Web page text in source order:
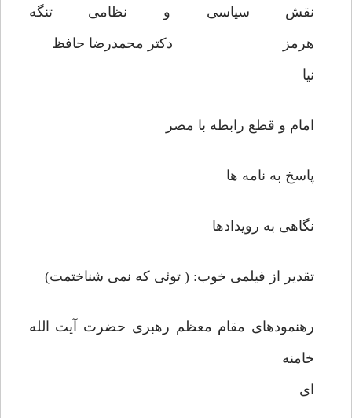
نقش سیاسی و نظامی تنگه
هرمز دکتر محمدرضا حافظ
نیا
امام و قطع رابطه با مصر
پاسخ به نامه ها
نگاهی به رویدادها
تقدیر از فیلمی خوب: ( توئی که نمی شناختمت)
رهنمودهای مقام معظم رهبری حضرت آیت الله
خامنه
ای